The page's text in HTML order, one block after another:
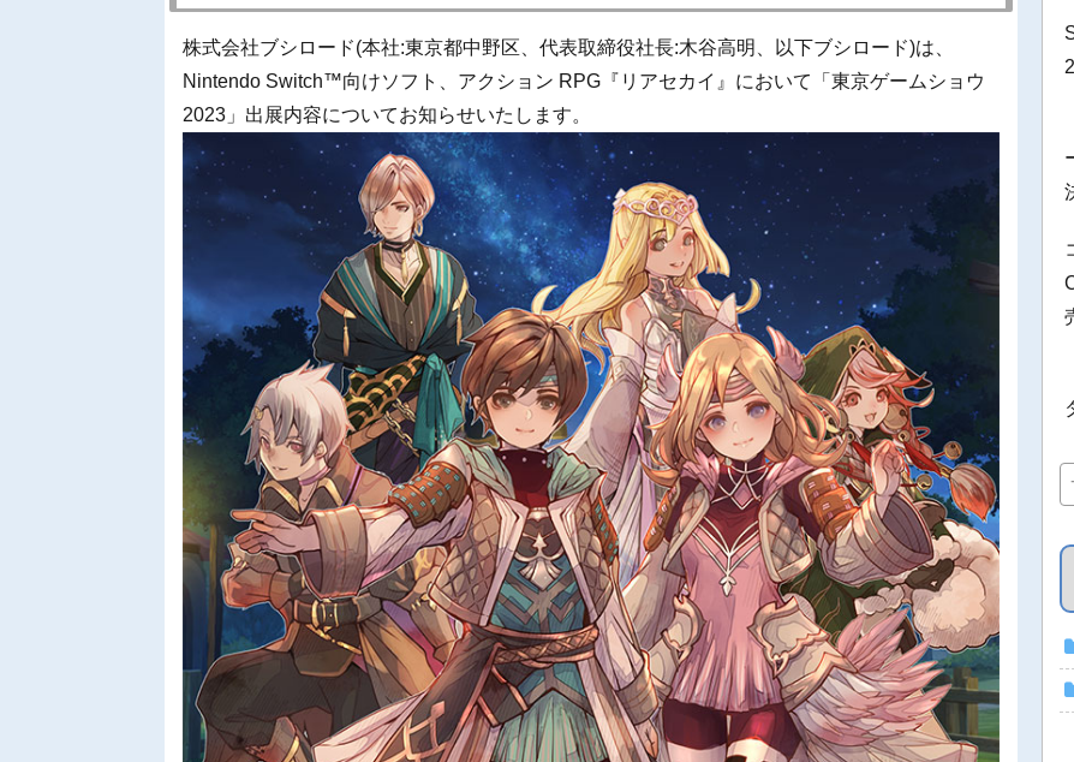
株式会社ブシロード(本社:東京都中野区、代表取締役社長:木谷高明、以下ブシロード)は、
Nintendo Switch™向けソフト、アクション RPG『リアセカイ』において「東京ゲームショウ
2023」出展内容についてお知らせいたします。